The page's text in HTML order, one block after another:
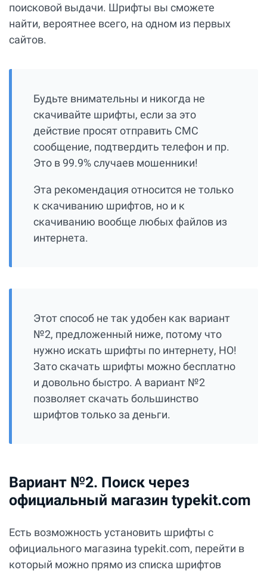
поисковой выдачи. Шрифты вы сможете
найти, вероятнее всего, на одном из первых
сайтов.
Будьте внимательны и никогда не
скачивайте шрифты, если за это
действие просят отправить СМС
сообщение, подтвердить телефон и пр.
Это в 99.9% случаев мошенники!
Эта рекомендация относится не только
к скачиванию шрифтов, но и к
скачиванию вообще любых файлов из
интернета.
Этот способ не так удобен как вариант
№2, предложенный ниже, потому что
нужно искать шрифты по интернету, НО!
Зато скачать шрифты можно бесплатно
и довольно быстро. А вариант №2
позволяет скачать большинство
шрифтов только за деньги.
Вариант №2. Поиск через
официальный магазин typekit.com
Есть возможность установить шрифты с
официального магазина typekit.com, перейти в
который можно прямо из списка шрифтов